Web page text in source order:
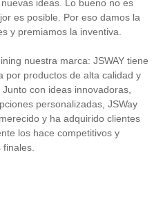
ideas. Lo bueno no es
es posible. Por eso damos la
y premiamos la inventiva.
nuestra marca: JSWAY tiene
por productos de alta calidad y
con ideas innovadoras,
personalizadas, JSWay
y ha adquirido clientes
los hace competitivos y